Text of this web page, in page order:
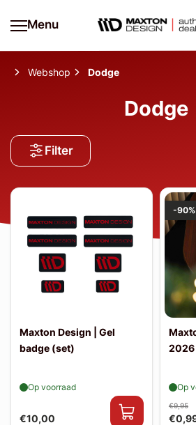
Menu
Webshop Dodge
Dodge
Filter
Maxton Design | Gel
badge (set)
€10,00
Op voorraad
-90%
2026
€9,95
Op